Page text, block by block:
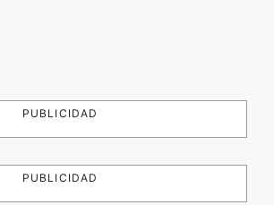
PUBLICIDAD
PUBLICIDAD